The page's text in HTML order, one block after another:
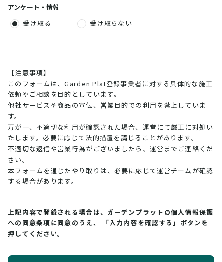
アンケート・情報
受け取る
受け取らない
【注意事項】
このフォームは、Garden Plat登録事業者に対する具体的な施工
依頼やご相談を目的としています。
他社サービスや商品の宣伝、営業目的での利用を禁止していま
す。
万が一、不適切な利用が確認された場合、運営にて厳正に対処い
たします。必要に応じて法的措置を講じることがあります。
不適切な返信や営業行為がございましたら、運営までご連絡くだ
さい。
本フォームを通じたやり取りは、必要に応じて運営チームが確認
する場合があります。
上記内容で登録される場合は、ガーデンプラットの個人情報保護
への同意条項に同意のうえ、
「入力内容を確認する」ボタンを
押してください。